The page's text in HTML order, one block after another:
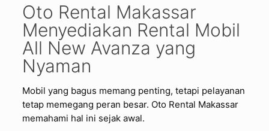
Oto Rental Makassar
Menyediakan Rental Mobil
All New Avanza yang
Nyaman
Mobil yang bagus memang penting, tetapi pelayanan
tetap memegang peran besar. Oto Rental Makassar
memahami hal ini sejak awal.